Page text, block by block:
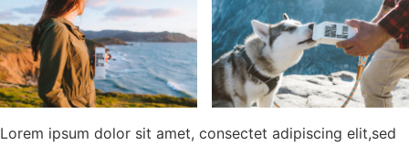
Lorem ipsum dolor sit amet, consectet adipiscing elit,sed